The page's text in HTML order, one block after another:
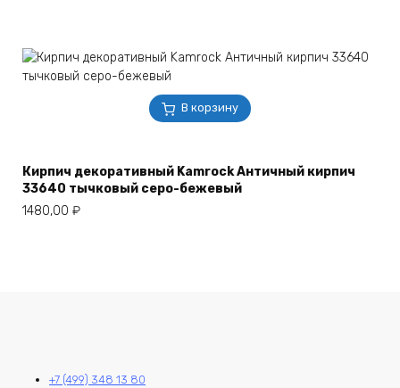
В корзину
Кирпич декоративный Kamrock Античный кирпич
33640 тычковый серо-бежевый
1480,00 ₽
+7 (499) 348 13 80